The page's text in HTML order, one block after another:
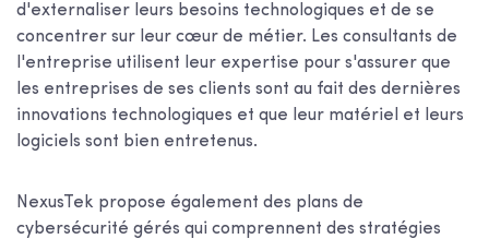
d'externaliser leurs besoins technologiques et de se
concentrer sur leur cœur de métier. Les consultants de
l'entreprise utilisent leur expertise pour s'assurer que
les entreprises de ses clients sont au fait des dernières
innovations technologiques et que leur matériel et leurs
logiciels sont bien entretenus.
NexusTek propose également des plans de
cybersécurité gérés qui comprennent des stratégies